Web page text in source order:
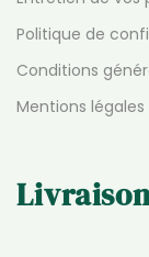
Politique de
Conditions
Mentions légales